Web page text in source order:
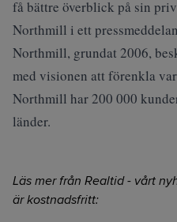
få bättre överblick på sin
Northmill i ett
Northmill, grundat 2006,
med visionen att förenkla
Northmill har 200 000
länder.
Läs mer från Realtid - vårt
är kostnadsfritt: